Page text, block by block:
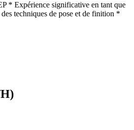
* Expérience significative en tant que
techniques de pose et de finition *